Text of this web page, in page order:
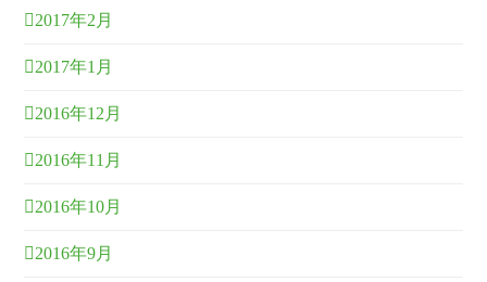
2017年2月
2017年1月
2016年12月
2016年11月
2016年10月
2016年9月